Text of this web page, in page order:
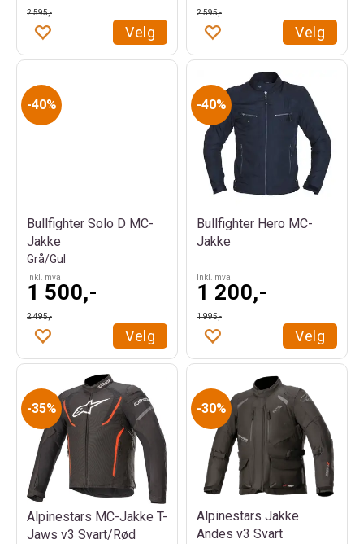
2 595,-
Velg
2 595,-
Velg
40%
Bullfighter Solo D MC-
Jakke
Grå/Gul
Inkl. mva
1 500,-
2 495,-
Velg
40%
Bullfighter Hero MC-
Jakke
Inkl. mva
1 200,-
1 995,-
Velg
35%
Alpinestars MC-Jakke T-
Jaws v3 Svart/Rød
30%
Alpinestars Jakke
Andes v3 Svart